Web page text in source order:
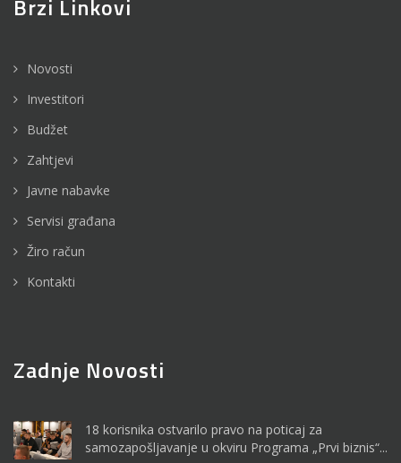
Brzi Linkovi
Novosti
Investitori
Budžet
Zahtjevi
Javne nabavke
Servisi građana
Žiro račun
Kontakti
Zadnje Novosti
18 korisnika ostvarilo pravo na poticaj za
samozapošljavanje u okviru Programa „Prvi biznis“...